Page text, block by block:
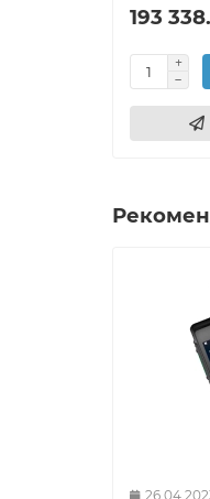
193